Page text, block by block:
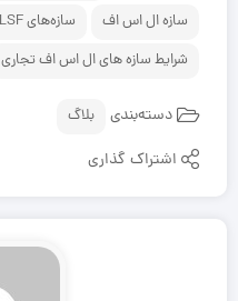
سازه ال اس اف
سازه‌های LSF
شرایط سازه های ال اس اف تجاری
دسته‌بندی بلاگ
اشتراک گذاری